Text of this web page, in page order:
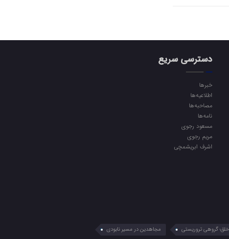
دسترسی سریع
خبرها
اطلاعیه‌ها
مصاحبه‌ها
نامه‌ها
مسعود رجوی
مریم رجوی
اشرف ابریشمچی
گروهی تروریستی مجاهدین در مسیر نابودی